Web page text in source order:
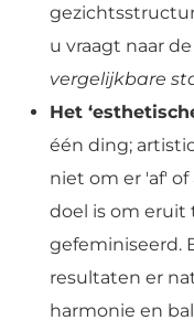
u vraagt naar
vergelijkbare
Het
één ding;
niet om er 'af'
doel is om eruit
gefeminiseerd.
resultaten er
harmonie en